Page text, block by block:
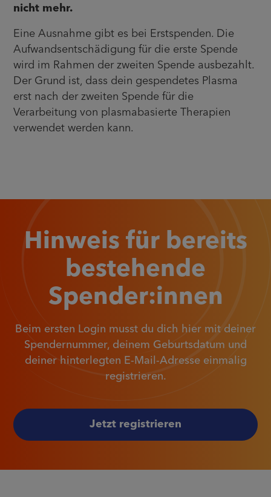
nicht mehr.
Eine Ausnahme gibt es bei Erstspenden. Die
Aufwandsentschädigung für die erste Spende
wird im Rahmen der zweiten Spende ausbezahlt.
Der Grund ist, dass dein gespendetes Plasma
erst nach der zweiten Spende für die
Verarbeitung von plasmabasierte Therapien
verwendet werden kann.
Hinweis für bereits
bestehende
Spender:innen
Beim ersten Login musst du dich hier mit deiner
Spendernummer, deinem Geburtsdatum und
deiner hinterlegten E-Mail-Adresse einmalig
registrieren.
Jetzt registrieren